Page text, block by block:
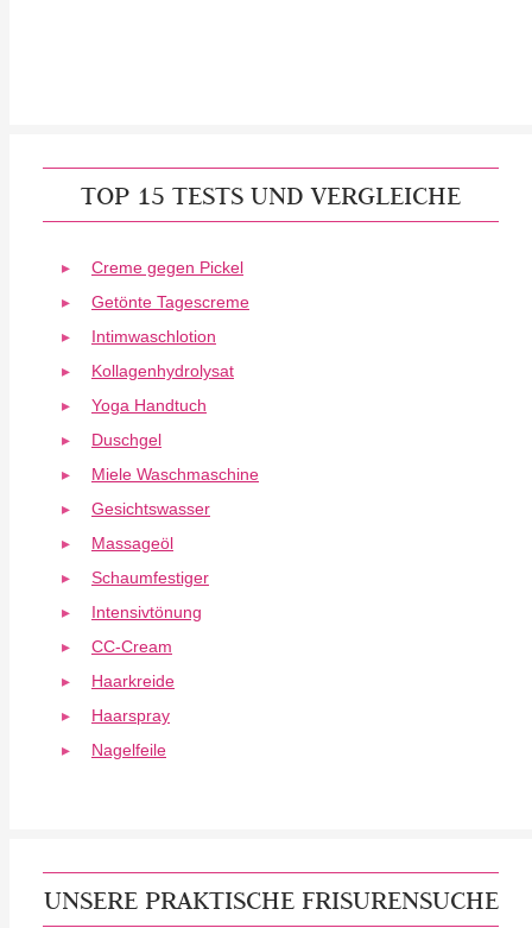
TOP 15 TESTS UND VERGLEICHE
Creme gegen Pickel
Getönte Tagescreme
Intimwaschlotion
Kollagenhydrolysat
Yoga Handtuch
Duschgel
Miele Waschmaschine
Gesichtswasser
Massageöl
Schaumfestiger
Intensivtönung
CC-Cream
Haarkreide
Haarspray
Nagelfeile
UNSERE PRAKTISCHE FRISURENSUCHE